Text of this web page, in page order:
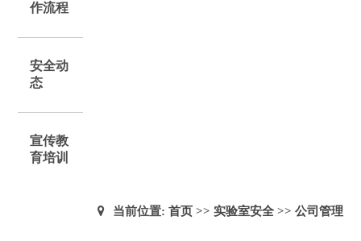
作流程
安全动
态
宣传教
育培训
当前位置: 首页>> 实验室安全>> 公司管理